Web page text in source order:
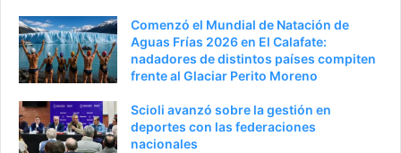
Comenzó el Mundial de Natación de
Aguas Frías 2026 en El Calafate:
nadadores de distintos países compiten
frente al Glaciar Perito Moreno
Scioli avanzó sobre la gestión en
deportes con las federaciones
nacionales